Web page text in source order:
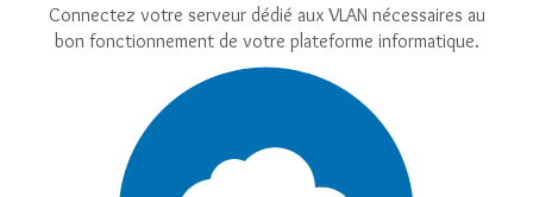
Connectez votre serveur dédié aux VLAN nécessaires au
bon fonctionnement de votre plateforme informatique.